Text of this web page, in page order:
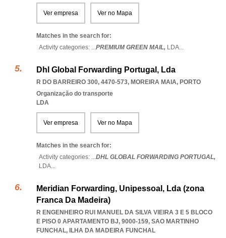
Ver empresa Ver no Mapa
Matches in the search for:
Activity categories: ...PREMIUM GREEN MAIL, LDA...
Dhl Global Forwarding Portugal, Lda
R DO BARREIRO 300, 4470-573, MOREIRA MAIA, PORTO
Organização do transporte
LDA
Ver empresa Ver no Mapa
Matches in the search for:
Activity categories: ...DHL GLOBAL FORWARDING PORTUGAL,
LDA...
Meridian Forwarding, Unipessoal, Lda (zona
Franca Da Madeira)
R ENGENHEIRO RUI MANUEL DA SILVA VIEIRA 3 E 5 BLOCO
E PISO 0 APARTAMENTO BJ, 9000-159, SAO MARTINHO
FUNCHAL, ILHA DA MADEIRA FUNCHAL